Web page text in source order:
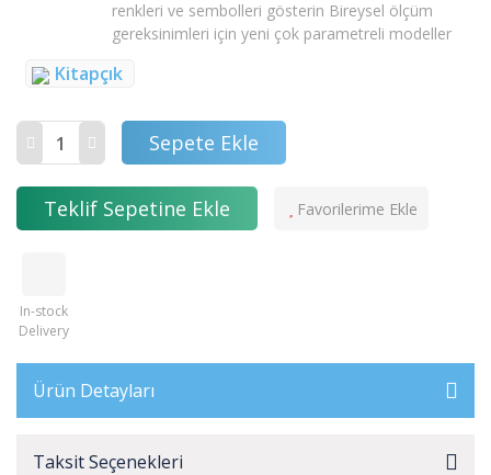
renkleri ve sembolleri gösterin Bireysel ölçüm
gereksinimleri için yeni çok parametreli modeller
Kitapçık
Sepete Ekle
Teklif Sepetine Ekle
In-stock
Delivery
Ürün Detayları
Taksit Seçenekleri